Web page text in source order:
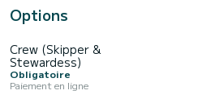
Options
Crew (Skipper &
Stewardess)
Obligatoire
Paiement en ligne